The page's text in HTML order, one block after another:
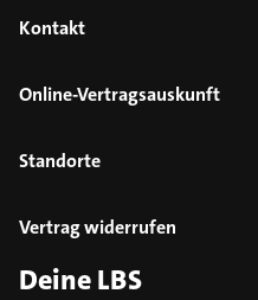
Kontakt
Online-Vertragsauskunft
Standorte
Vertrag widerrufen
Deine LBS